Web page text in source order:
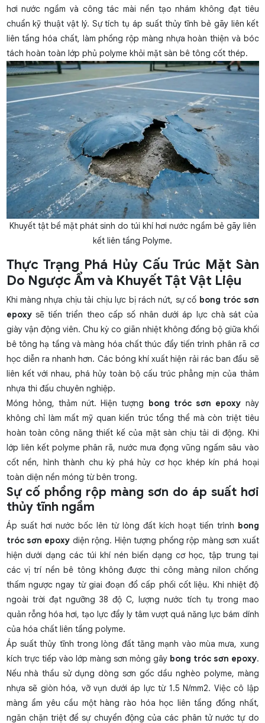
hơi nước ngầm và công tác mài nền tạo nhám không đạt tiêu
chuẩn kỹ thuật vật lý. Sự tích tụ áp suất thủy tĩnh bẻ gãy liên kết
liên tầng hóa chất, làm phồng rộp màng nhựa hoàn thiện và bóc
tách hoàn toàn lớp phủ polyme khỏi mặt sàn bê tông cốt thép.
Khuyết tật bề mặt phát sinh do túi khí hơi nước ngầm bẻ gãy liên
kết liên tầng Polyme.
Thực Trạng Phá Hủy Cấu Trúc Mặt Sàn
Do Ngược Ẩm và Khuyết Tật Vật Liệu
Khi màng nhựa chịu tải chịu lực bị rách nứt, sự cố bong tróc sơn
epoxysẽ tiến triển theo cấp số nhân dưới áp lực chà sát của
giày vận động viên. Chu kỳ co giãn nhiệt không đồng bộ giữa khối
bê tông hạ tầng và màng hóa chất thúc đẩy tiến trình phân rã cơ
học diễn ra nhanh hơn. Các bóng khí xuất hiện rải rác ban đầu sẽ
liên kết với nhau, phá hủy toàn bộ cấu trúc phẳng mịn của thảm
nhựa thi đấu chuyên nghiệp.
Móng hỏng, thảm nứt. Hiện tượng bong tróc sơn epoxy này
không chỉ làm mất mỹ quan kiến trúc tổng thể mà còn triệt tiêu
hoàn toàn công năng thiết kế của mặt sàn chịu tải di động. Khi
lớp liên kết polyme phân rã, nước mưa đọng vũng ngấm sâu vào
cốt nền, hình thành chu kỳ phá hủy cơ học khép kín phá hoại
toàn diện nền móng từ bên trong.
Sự cố phồng rộp màng sơn do áp suất hơi
thủy tĩnh ngầm
Áp suất hơi nước bốc lên từ lòng đất kích hoạt tiến trình bong
tróc sơn epoxy diện rộng. Hiện tượng phồng rộp màng sơn xuất
hiện dưới dạng các túi khí nén biến dạng cơ học, tập trung tại
các vị trí nền bê tông không được thi công màng nilon chống
thấm ngược ngay từ giai đoạn đổ cấp phối cốt liệu. Khi nhiệt độ
ngoài trời đạt ngưỡng 38 độ C, lượng nước tích tụ trong mao
quản rỗng hóa hơi, tạo lực đẩy ly tâm vượt quá năng lực bám dính
của hóa chất liên tầng polyme.
Áp suất thủy tĩnh trong lòng đất tăng mạnh vào mùa mưa, xung
kích trực tiếp vào lớp màng sơn mỏng gây bong tróc sơn epoxy.
Nếu nhà thầu sử dụng dòng sơn gốc dầu nghèo polyme, màng
nhựa sẽ giòn hóa, vỡ vụn dưới áp lực từ 1.5 N/mm2. Việc cô lập
màng ẩm yêu cầu một hàng rào hóa học liên tầng đồng nhất,
ngăn chặn triệt để sự chuyển động của các phân tử nước tự do